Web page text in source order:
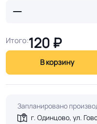
Итого:120 ₽
В корзину
Запланировано
г. Одинцово, ул.